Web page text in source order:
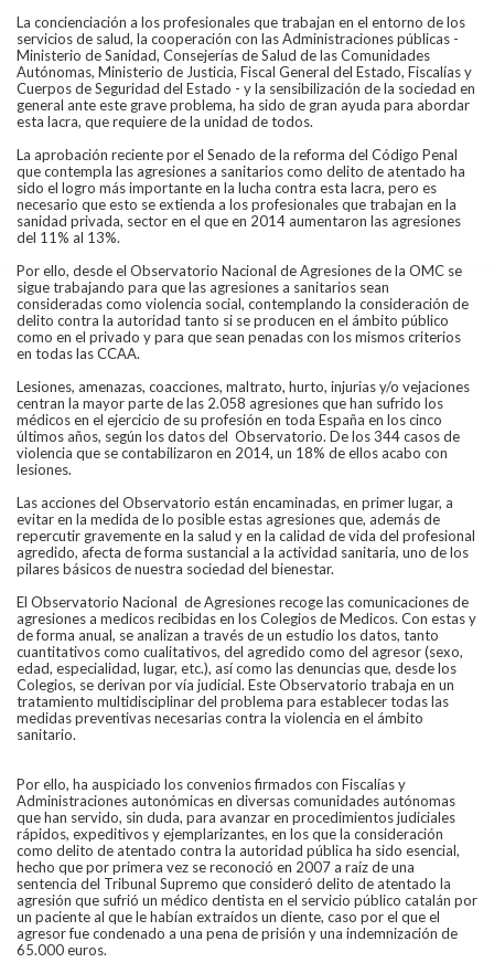
La concienciación a los profesionales que trabajan en el entorno de los
servicios de salud, la cooperación con las Administraciones públicas -
Ministerio de Sanidad, Consejerías de Salud de las Comunidades
Autónomas, Ministerio de Justicia, Fiscal General del Estado, Fiscalías y
Cuerpos de Seguridad del Estado - y la sensibilización de la sociedad en
general ante este grave problema, ha sido de gran ayuda para abordar
esta lacra, que requiere de la unidad de todos.
La aprobación reciente por el Senado de la reforma del Código Penal
que contempla las agresiones a sanitarios como delito de atentado ha
sido el logro más importante en la lucha contra esta lacra, pero es
necesario que esto se extienda a los profesionales que trabajan en la
sanidad privada, sector en el que en 2014 aumentaron las agresiones
del 11% al 13%.
Por ello, desde el Observatorio Nacional de Agresiones de la OMC se
sigue trabajando para que las agresiones a sanitarios sean
consideradas como violencia social, contemplando la consideración de
delito contra la autoridad tanto si se producen en el ámbito público
como en el privado y para que sean penadas con los mismos criterios
en todas las CCAA.
Lesiones, amenazas, coacciones, maltrato, hurto, injurias y/o vejaciones
centran la mayor parte de las 2.058 agresiones que han sufrido los
médicos en el ejercicio de su profesión en toda España en los cinco
últimos años, según los datos del Observatorio. De los 344 casos de
violencia que se contabilizaron en 2014, un 18% de ellos acabo con
lesiones.
Las acciones del Observatorio están encaminadas, en primer lugar, a
evitar en la medida de lo posible estas agresiones que, además de
repercutir gravemente en la salud y en la calidad de vida del profesional
agredido, afecta de forma sustancial a la actividad sanitaria, uno de los
pilares básicos de nuestra sociedad del bienestar.
El Observatorio Nacional de Agresiones recoge las comunicaciones de
agresiones a medicos recibidas en los Colegios de Medicos. Con estas y
de forma anual, se analizan a través de un estudio los datos, tanto
cuantitativos como cualitativos, del agredido como del agresor (sexo,
edad, especialidad, lugar, etc.), así como las denuncias que, desde los
Colegios, se derivan por vía judicial. Este Observatorio trabaja en un
tratamiento multidisciplinar del problema para establecer todas las
medidas preventivas necesarias contra la violencia en el ámbito
sanitario.
Por ello, ha auspiciado los convenios firmados con Fiscalías y
Administraciones autonómicas en diversas comunidades autónomas
que han servido, sin duda, para avanzar en procedimientos judiciales
rápidos, expeditivos y ejemplarizantes, en los que la consideración
como delito de atentado contra la autoridad pública ha sido esencial,
hecho que por primera vez se reconoció en 2007 a raíz de una
sentencia del Tribunal Supremo que consideró delito de atentado la
agresión que sufrió un médico dentista en el servicio público catalán por
un paciente al que le habían extraídos un diente, caso por el que el
agresor fue condenado a una pena de prisión y una indemnización de
65.000 euros.